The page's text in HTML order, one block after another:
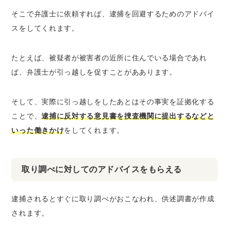
そこで弁護士に依頼すれば、逮捕を回避するためのアドバイ
スをしてくれます。
たとえば、被疑者が被害者の近所に住んでいる場合であれ
ば、弁護士が引っ越しを促すことがああります。
そして、実際に引っ越しをしたあとはその事実を証拠化する
ことで、逮捕に反対する意見書を捜査機関に提出するなどと
いった働きかけをしてくれます。
取り調べに対してのアドバイスをもらえる
逮捕されるとすぐに取り調べがおこなわれ、供述調書が作成
されます。